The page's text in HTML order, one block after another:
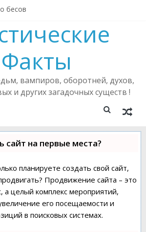
бесов
Полынь — легендарная ведьма
лес
в России можно встретить русалку?
бес
Факты
вампиров, оборотней, духов,
и других загадочных существ !
сайт на первые места?
планируете создать свой сайт,
Продвижение сайта – это
а целый комплекс мероприятий,
его посещаемости и
в поисковых системах.